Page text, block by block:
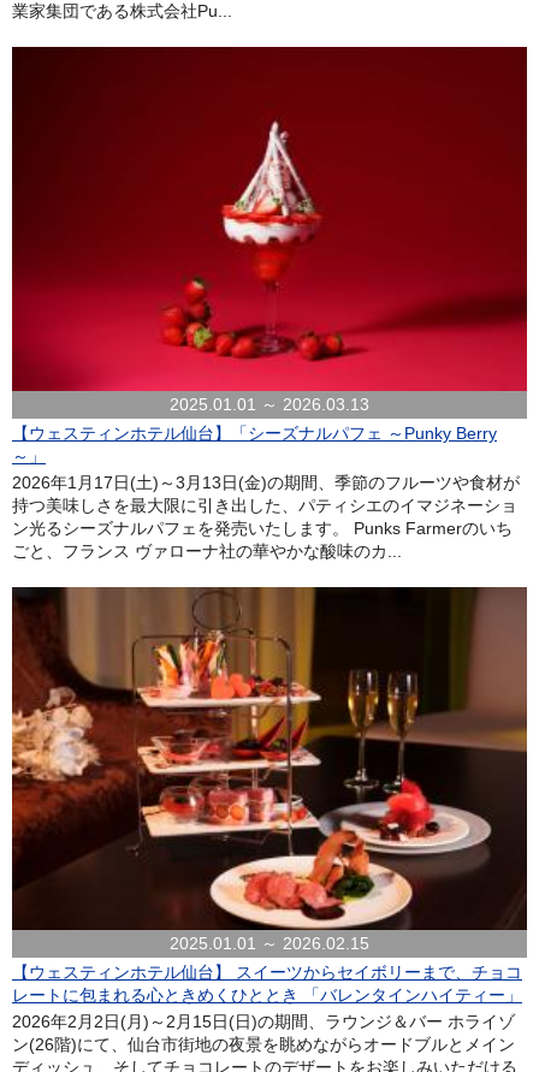
業家集団である株式会社Pu...
2025.01.01 ～ 2026.03.13
【ウェスティンホテル仙台】「シーズナルパフェ ～Punky Berry
～」
2026年1月17日(土)～3月13日(金)の期間、季節のフルーツや食材が
持つ美味しさを最大限に引き出した、パティシエのイマジネーショ
ン光るシーズナルパフェを発売いたします。 Punks Farmerのいち
ごと、フランス ヴァローナ社の華やかな酸味のカ...
2025.01.01 ～ 2026.02.15
【ウェスティンホテル仙台】 スイーツからセイボリーまで、チョコ
レートに包まれる心ときめくひととき 「バレンタインハイティー」
2026年2月2日(月)～2月15日(日)の期間、ラウンジ＆バー ホライゾ
ン(26階)にて、仙台市街地の夜景を眺めながらオードブルとメイン
ディッシュ、そしてチョコレートのデザートをお楽しみいただける